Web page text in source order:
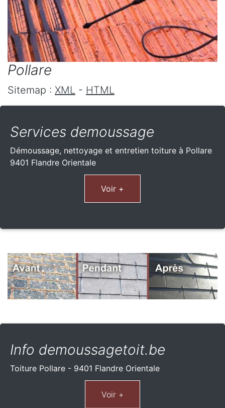
Pollare
Sitemap : XML - HTML
Services demoussage
Démoussage, nettoyage et entretien toiture à Pollare
9401 Flandre Orientale
Voir +
Info demoussagetoit.be
Toiture Pollare - 9401 Flandre Orientale